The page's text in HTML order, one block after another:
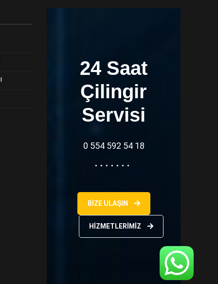
24 Saat
Çilingir
Servisi
0 554 592 54 18
BIZE ULAŞIN
HIZMETLERIMIZ